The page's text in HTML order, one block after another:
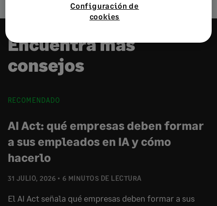
Encuentra más
consejos
RECOMENDADO
31 JULIO, 2026 6 MINUTOS DE LECTURA
AI Act: qué empresas deben formar
a sus empleados en IA y cómo
hacerlo
El AI Act señala qué empresas deben formar a sus
Configuración de
cookies